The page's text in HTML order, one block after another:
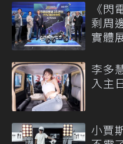
《閃
剩周
實體
李多
入主
小賈